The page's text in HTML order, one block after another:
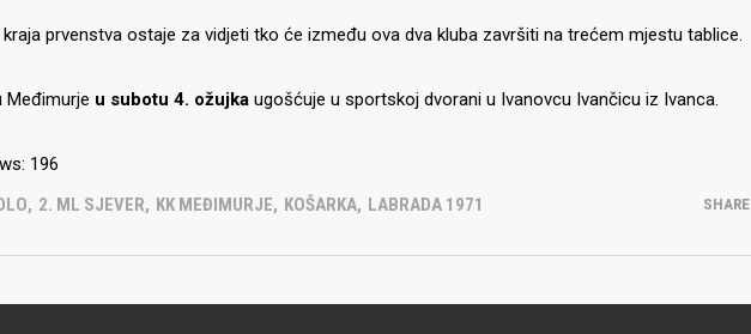
prvenstva ostaje za vidjeti tko će između ova dva kluba završiti na trećem mjestu tablice.
Međimurje u subotu 4. ožujka ugošćuje u sportskoj dvorani u Ivanovcu Ivančicu iz Ivanca.
196
, 2. ML SJEVER, KK MEĐIMURJE, KOŠARKA, LABRADA 1971 SHARE
trener seniorske
Dječaci U13